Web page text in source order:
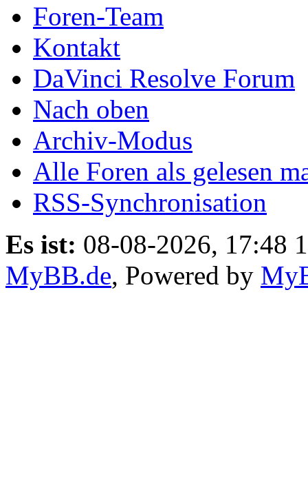
Foren-Team
Kontakt
DaVinci Resolve Forum
Nach oben
Archiv-Modus
Alle Foren als gelesen
RSS-Synchronisation
Es ist: 08-08-2026, 17:48
MyBB.de, Powered by